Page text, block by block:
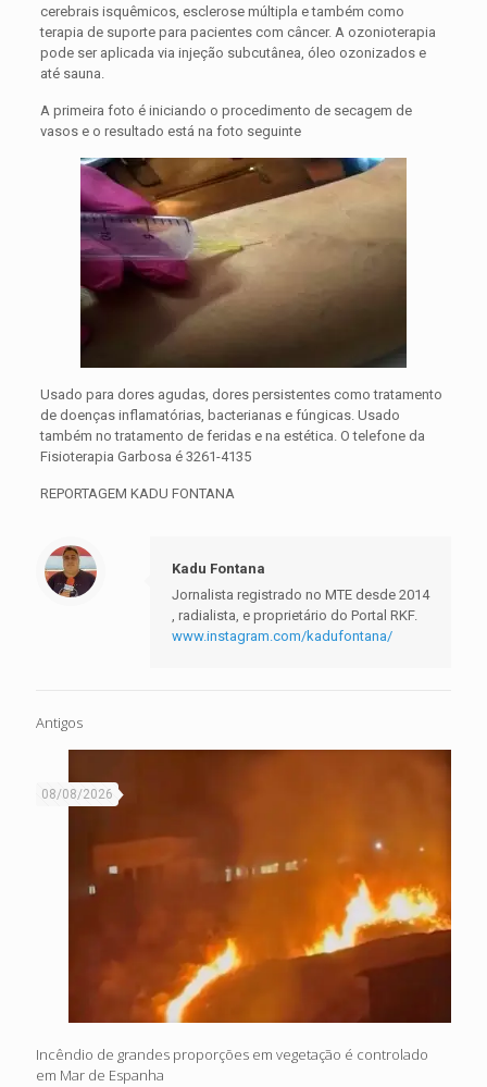
cerebrais isquêmicos, esclerose múltipla e também como
terapia de suporte para pacientes com câncer. A ozonioterapia
pode ser aplicada via injeção subcutânea, óleo ozonizados e
até sauna.
A primeira foto é iniciando o procedimento de secagem de
vasos e o resultado está na foto seguinte
Usado para dores agudas, dores persistentes como tratamento
de doenças inflamatórias, bacterianas e fúngicas. Usado
também no tratamento de feridas e na estética. O telefone da
Fisioterapia Garbosa é 3261-4135
REPORTAGEM KADU FONTANA
Kadu Fontana
Jornalista registrado no MTE desde 2014
, radialista, e proprietário do Portal RKF.
www.instagram.com/kadufontana/
Antigos
08/08/2026
Incêndio de grandes proporções em vegetação é controlado
em Mar de Espanha